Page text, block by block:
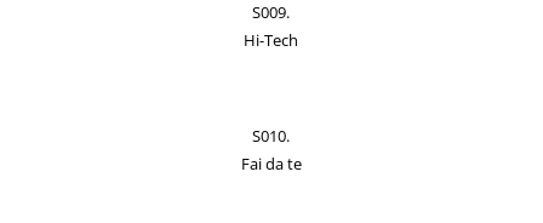
S009.
Hi-Tech
S010.
Fai da te